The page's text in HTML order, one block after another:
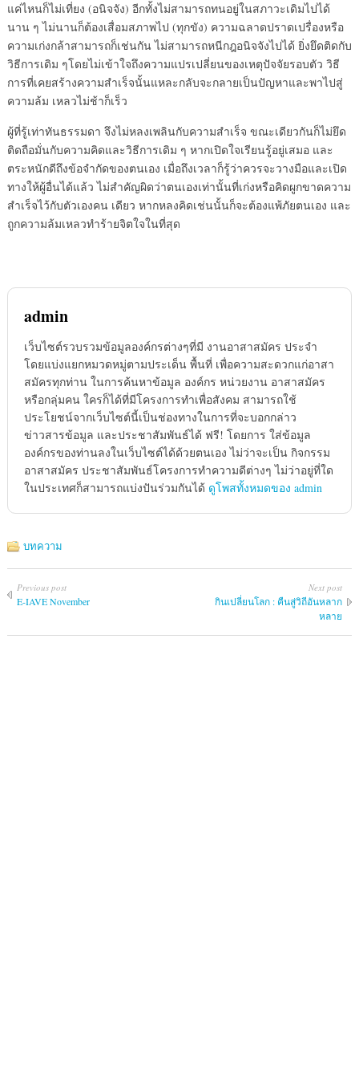
แค่ไหนก็ไม่เที่ยง (อนิจจัง) อีกทั้งไม่สามารถทนอยู่ในสภาวะเดิมไปได้
นาน ๆ ไม่นานก็ต้องเสื่อมสภาพไป (ทุกขัง) ความฉลาดปราดเปรื่องหรือ
ความเก่งกล้าสามารถก็เช่นกัน ไม่สามารถหนีกฎอนิจจังไปได้ ยิ่งยึดติดกับ
วิธีการเดิม ๆโดยไม่เข้าใจถึงความแปรเปลี่ยนของเหตุปัจจัยรอบตัว วิธี
การที่เคยสร้างความสำเร็จนั้นแหละกลับจะกลายเป็นปัญหาและพาไปสู่
ความล้ม เหลวไม่ช้าก็เร็ว
ผู้ที่รู้เท่าทันธรรมดา จึงไม่หลงเพลินกับความสำเร็จ ขณะเดียวกันก็ไม่ยึด
ติดถือมั่นกับความคิดและวิธีการเดิม ๆ หากเปิดใจเรียนรู้อยู่เสมอ และ
ตระหนักดีถึงข้อจำกัดของตนเอง เมื่อถึงเวลาก็รู้ว่าควรจะวางมือและเปิด
ทางให้ผู้อื่นได้แล้ว ไม่สำคัญผิดว่าตนเองเท่านั้นที่เก่งหรือคิดผูกขาดความ
สำเร็จไว้กับตัวเองคน เดียว หากหลงคิดเช่นนั้นก็จะต้องแพ้ภัยตนเอง และ
ถูกความล้มเหลวทำร้ายจิตใจในที่สุด
admin
เว็บไซต์รวบรวมข้อมูลองค์กรต่างๆที่มี งานอาสาสมัคร ประจำ
โดยแบ่งแยกหมวดหมู่ตามประเด็น พื้นที่ เพื่อความสะดวกแก่อาสา
สมัครทุกท่าน ในการค้นหาข้อมูล องค์กร หน่วยงาน อาสาสมัคร
หรือกลุ่มคน ใครก็ได้ที่มีโครงการทำเพื่อสังคม สามารถใช้
ประโยชน์จากเว็บไซต์นี้เป็นช่องทางในการที่จะบอกกล่าว
ข่าวสารข้อมูล และประชาสัมพันธ์ได้ ฟรี! โดยการ ใส่ข้อมูล
องค์กรของท่านลงในเว็บไซต์ได้ด้วยตนเอง ไม่ว่าจะเป็น กิจกรรม
อาสาสมัคร ประชาสัมพันธ์โครงการทำความดีต่างๆ ไม่ว่าอยู่ที่ใด
ในประเทศก็สามารถแบ่งปันร่วมกันได้ ดูโพสทั้งหมดของ admin
บทความ
Previous post
E-IAVE November
Next post
กินเปลี่ยนโลก : คืนสู่วิถีอันหลาก
หลาย